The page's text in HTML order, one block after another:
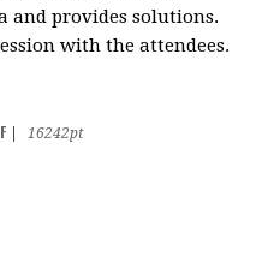
and provides solutions.
with the attendees.
16242pt